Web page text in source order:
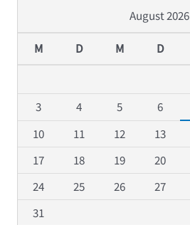
August 2026
M D M D
3
4 5 6
10
11 12 13
17
18 19 20
24
25 26 27
31